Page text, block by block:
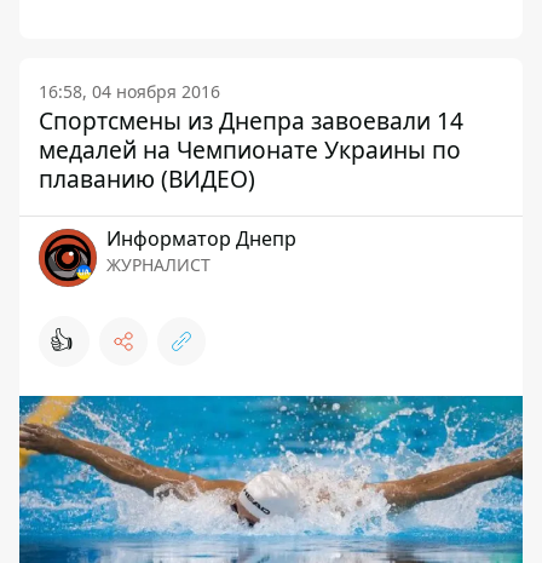
16:58, 04 ноября 2016
Спортсмены из Днепра завоевали 14
медалей на Чемпионате Украины по
плаванию (ВИДЕО)
Информатор Днепр
ЖУРНАЛИСТ
👍